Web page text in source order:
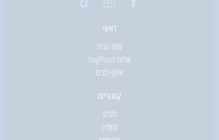
ראשי
עמוד הבית
אודות DogPlanet
אילוף כלבים
קטגוריות
כלבים
חתולים